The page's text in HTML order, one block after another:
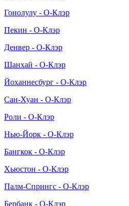
Гонолулу - О-Клэр
Пекин - О-Клэр
Денвер - О-Клэр
Шанхай - О-Клэр
Йоханнесбург - О-Клэр
Сан-Хуан - О-Клэр
Роли - О-Клэр
Нью-Йорк - О-Клэр
Бангкок - О-Клэр
Хьюстон - О-Клэр
Палм-Спрингс - О-Клэр
Бербанк - О-Клэр